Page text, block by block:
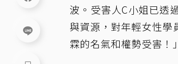
波。受害人C小姐已透
與資源，對年輕女性學
霖的名氣和權勢受害！」